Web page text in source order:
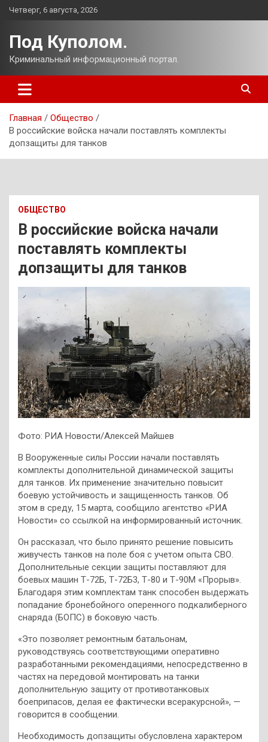
Перейти
Четверг, 6 августа, 2026
Под Куполом.
Криминальный информационный портал.
Главная
Общество
В российские войска начали поставлять комплекты
допзащиты для танков
ОБЩЕСТВО
В российские войска начали
поставлять комплекты
допзащиты для танков
Фото: РИА Новости/Алексей Майшев
В Вооруженные силы России начали поставлять
комплекты дополнительной динамической защиты
для танков. Их применение значительно повысит
боевую устойчивость и защищенность танков. Об
этом в среду, 15 марта, сообщило агентство «РИА
Новости» со ссылкой на информированный источник.
Он рассказал, что было принято решение повысить
живучесть танков на поле боя с учетом опыта СВО.
Дополнительные секции защиты поставляют для
боевых машин Т-72Б, Т-72Б3, Т-80 и Т-90М «Прорыв».
Благодаря этим комплектам танк способен выдержать
попадание бронебойного оперенного подкалиберного
снаряда (БОПС) в боковую часть.
«Это позволяет ремонтным батальонам,
руководствуясь соответствующими оперативно
разработанными рекомендациями, непосредственно в
частях на передовой монтировать на танки
дополнительную защиту от противотанковых
боеприпасов, делая ее фактически всеракурсной», —
говорится в сообщении.
Необходимость допзащиты обусловлена характером